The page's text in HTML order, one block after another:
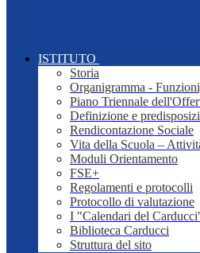
ISTITUTO
Storia
Organigramma -
Piano Triennale
Definizione e
Rendicontazione Sociale
Vita della Scuola –
Moduli Orientamento
FSE+
Regolamenti e protocolli
Protocollo di valutazione
I "Calendari del
Biblioteca Carducci
Struttura del sito